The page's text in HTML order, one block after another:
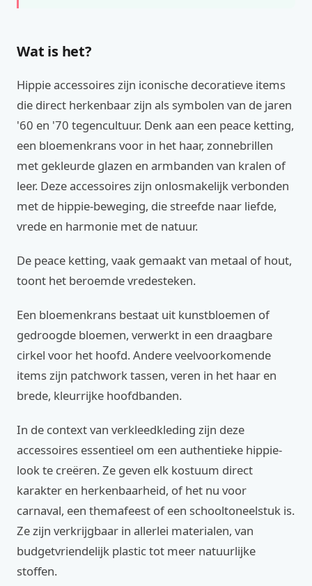
Wat is het?
Hippie accessoires zijn iconische decoratieve items
die direct herkenbaar zijn als symbolen van de jaren
'60 en '70 tegencultuur. Denk aan een peace ketting,
een bloemenkrans voor in het haar, zonnebrillen
met gekleurde glazen en armbanden van kralen of
leer. Deze accessoires zijn onlosmakelijk verbonden
met de hippie-beweging, die streefde naar liefde,
vrede en harmonie met de natuur.
De peace ketting, vaak gemaakt van metaal of hout,
toont het beroemde vredesteken.
Een bloemenkrans bestaat uit kunstbloemen of
gedroogde bloemen, verwerkt in een draagbare
cirkel voor het hoofd. Andere veelvoorkomende
items zijn patchwork tassen, veren in het haar en
brede, kleurrijke hoofdbanden.
In de context van verkleedkleding zijn deze
accessoires essentieel om een authentieke hippie-
look te creëren. Ze geven elk kostuum direct
karakter en herkenbaarheid, of het nu voor
carnaval, een themafeest of een schooltoneelstuk is.
Ze zijn verkrijgbaar in allerlei materialen, van
budgetvriendelijk plastic tot meer natuurlijke
stoffen.